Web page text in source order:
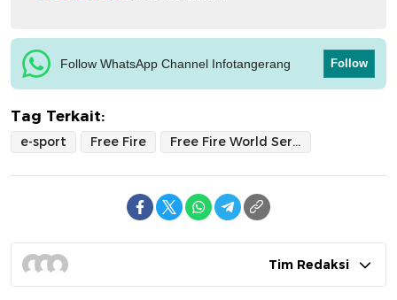
Follow WhatsApp Channel Infotangerang Follow
Tag Terkait:
e-sport Free Fire Free Fire World Series
Tim Redaksi